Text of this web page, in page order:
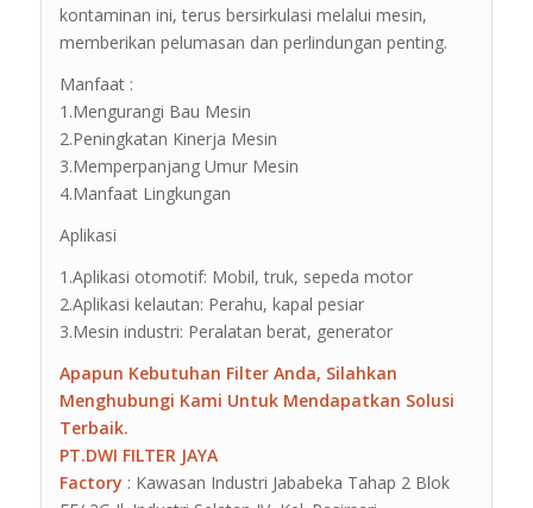
kontaminan ini, terus bersirkulasi melalui mesin,
memberikan pelumasan dan perlindungan penting.
Manfaat :
1.Mengurangi Bau Mesin
2.Peningkatan Kinerja Mesin
3.Memperpanjang Umur Mesin
4.Manfaat Lingkungan
Aplikasi
1.Aplikasi otomotif: Mobil, truk, sepeda motor
2.Aplikasi kelautan: Perahu, kapal pesiar
3.Mesin industri: Peralatan berat, generator
Apapun Kebutuhan Filter Anda, Silahkan
Menghubungi Kami Untuk Mendapatkan Solusi
Terbaik.
PT.DWI FILTER JAYA
Factory : Kawasan Industri Jababeka Tahap 2 Blok